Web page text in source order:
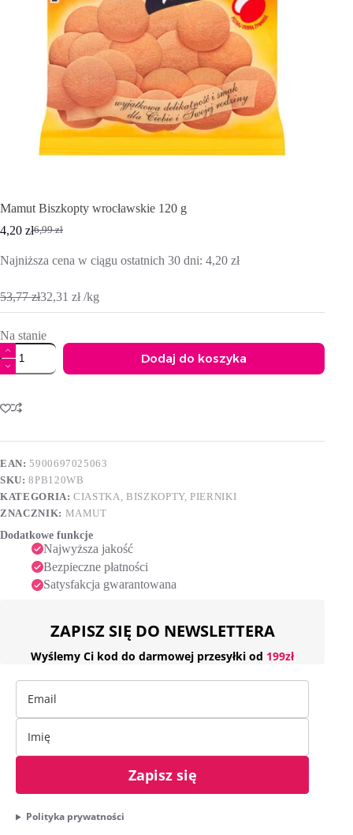
Mamut Biszkopty wrocławskie 120 g
6,99zł
Pierwotna
wynosiła:
4,20 złAktualna
wynosi:
Najniższa cena w ciągu ostatnich 30 dni: 4,20 zł
53,77zł32,31 zł /kg
Na stanie
ilość
Mamut
Biszkopty
120
g
Dodaj do koszyka
t
r
a
t
i
v
:
EAN:5900697025063
SKU:8PB120WB
KATEGORIA:CIASTKA, BISZKOPTY, PIERNIKI
ZNACZNIK: MAMUT
Dodatkowe funkcje
Najwyższa jakość
Bezpieczne płatności
Satysfakcja gwarantowana
ZAPISZ SIĘ DO NEWSLETTERA
Wyślemy Ci kod do darmowej przesyłki od 199zł
Zapisz się
Polityka prywatności